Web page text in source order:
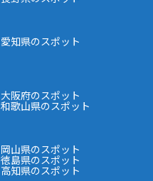
愛知県のスポット
大阪府のスポット
和歌山県のスポット
岡山県のスポット
徳島県のスポット
高知県のスポット